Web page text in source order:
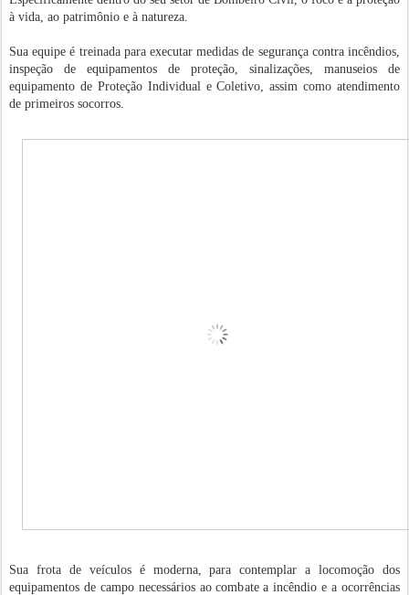
à vida, ao patrimônio e à natureza.
Sua equipe é treinada para executar medidas de segurança contra incêndios,
inspeção de equipamentos de proteção, sinalizações, manuseios de
equipamento de Proteção Individual e Coletivo, assim como atendimento
de primeiros socorros.
Sua frota de veículos é moderna, para contemplar a locomoção dos
equipamentos de campo necessários ao combate a incêndio e a ocorrências